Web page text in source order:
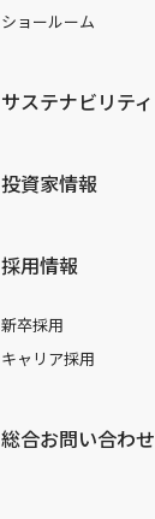
ショールーム
サステナビリティ
投資家情報
採用情報
新卒採用
キャリア採用
総合お問い合わせ